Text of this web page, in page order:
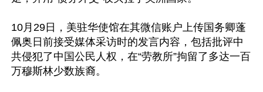
10月29日，美驻华使馆在其微信账户上传国务卿蓬
佩奥日前接受媒体采访时的发言内容，包括批评中
共侵犯了中国公民人权，在“劳教所”拘留了多达一百
万穆斯林少数族裔。